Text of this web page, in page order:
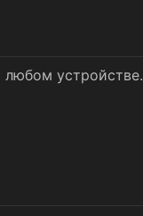
любом устройстве.